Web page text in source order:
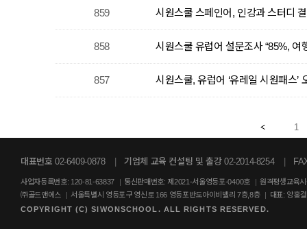
859 시원스쿨 스페인어, 인강과 스터디
858 시원스쿨 유럽어 설문조사 “85%,
857 시원스쿨, 유럽어 ‘유레일 시원패스’
1
대표번호 02-6409-0878 기업체 교육 컨설팅 및 출강 02-2014-8254
사업자등록번호: 120-81-63837 | 통신판매번호: 제2021-서울영등포-0400호 | 원격평생교육
㈜골드앤에스
| 서울특별시 영등포구 영신로 166 영등포반도아이비밸리 7층,8층 | 대표: 양홍
COPYRIGHT (C) SIWONSCHOOL. ALL RIGHTS RESERVED.